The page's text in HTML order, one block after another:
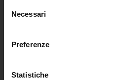
modificare o revocare il
momento dalla
raccogliere
delNecessari
Preferenze
Statistiche
Qualifying educational